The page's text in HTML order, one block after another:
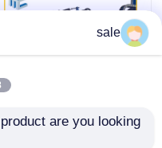
القضايا
sale
are you looking